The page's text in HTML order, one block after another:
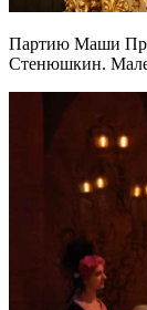
Партию Маши
Стенюшкин.